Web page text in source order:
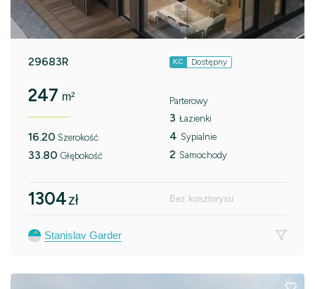
29683R KC Dostępny
247 m²
16.20 Szerokość
33.80 Głębokość
Parterowy
3 Łazienki
4 Sypialnie
2 Samochody
1304zł Bez kosztorysu
Stanislav Garder